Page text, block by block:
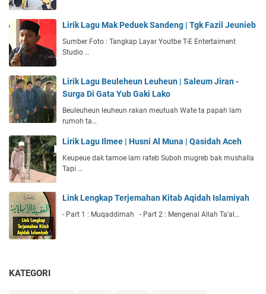
Lirik Lagu Mak Peduek Sandeng | Tgk Fazil Jeunieb
Sumber Foto : Tangkap Layar Youtbe T-E Entertaiment
Studio …
Lirik Lagu Beuleheun Leuheun | Saleum Jiran -
Surga Di Gata Yub Gaki Lako
Beuleuheun leuheun rakan meutuah Wate ta papah lam
rumoh ta…
Lirik Lagu Ilmee | Husni Al Muna | Qasidah Aceh
Keupeue dak tamoe lam rateb Suboh mugreb bak mushalla
Tapi …
Link Lengkap Terjemahan Kitab Aqidah Islamiyah
- Part 1 : Muqaddimah - Part 2 : Mengenal Allah Ta'al…
KATEGORI